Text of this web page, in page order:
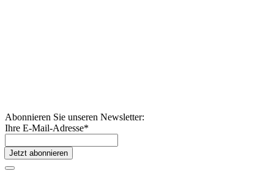
Abonnieren Sie unseren Newsletter:
Ihre E-Mail-Adresse*
Jetzt abonnieren